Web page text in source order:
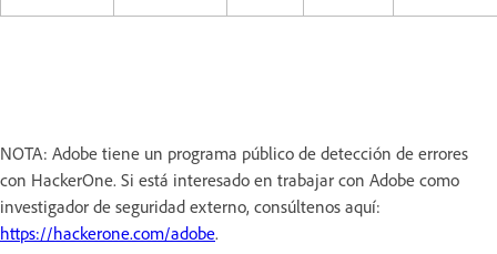
NOTA: Adobe tiene un programa público de detección de errores
con HackerOne. Si está interesado en trabajar con Adobe como
investigador de seguridad externo, consúltenos aquí:
https://hackerone.com/adobe.